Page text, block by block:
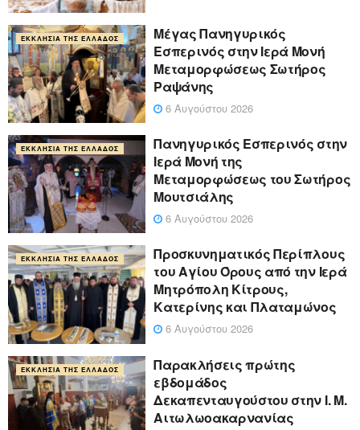
ΕΚΚΛΗΣΊΑ ΤΗΣ ΕΛΛΆΔΟΣ
Μέγας Πανηγυρικός
Εσπερινός στην Ιερά Μονή
Μεταμορφώσεως Σωτήρος
Ραψάνης
6 Αυγούστου 2026
ΕΚΚΛΗΣΊΑ ΤΗΣ ΕΛΛΆΔΟΣ
Πανηγυρικός Εσπερινός στην
Ιερά Μονή της
Μεταμορφώσεως του Σωτήρος
Μουτσιάλης
6 Αυγούστου 2026
ΕΚΚΛΗΣΊΑ ΤΗΣ ΕΛΛΆΔΟΣ
Προσκυνηματικός Περίπλους
του Αγίου Όρους από την Ιερά
Μητρόπολη Κίτρους,
Κατερίνης και Πλαταμώνος
6 Αυγούστου 2026
ΕΚΚΛΗΣΊΑ ΤΗΣ ΕΛΛΆΔΟΣ
Παρακλήσεις πρώτης
εβδομάδος
Δεκαπενταυγούστου στην Ι. Μ.
Αιτωλωοακαρνανίας